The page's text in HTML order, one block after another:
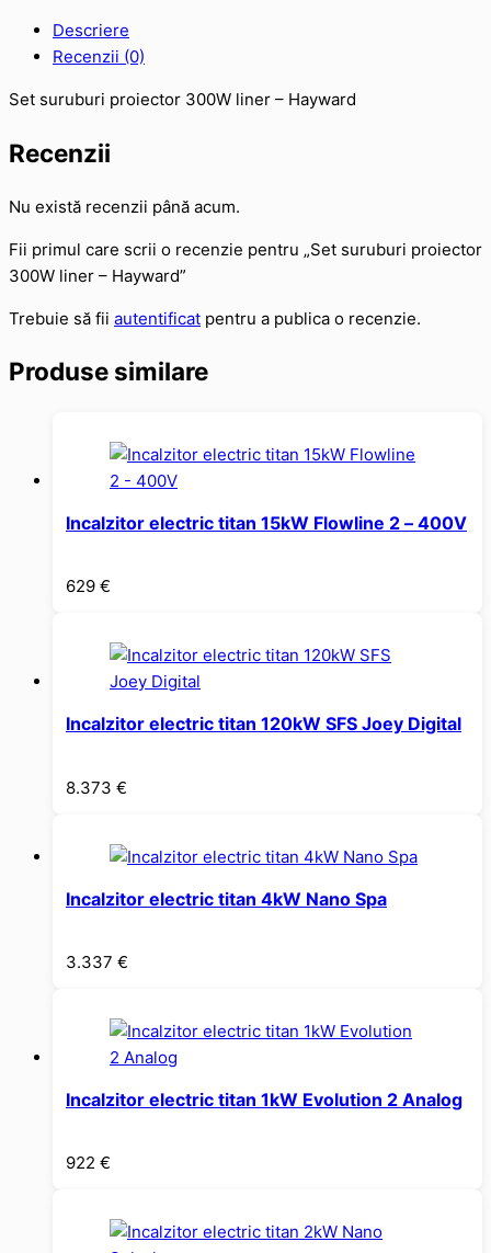
Descriere
Recenzii (0)
Set suruburi proiector 300W liner – Hayward
Recenzii
Nu există recenzii până acum.
Fii primul care scrii o recenzie pentru „Set suruburi proiector
300W liner – Hayward”
Trebuie să fii autentificat pentru a publica o recenzie.
Produse similare
Incalzitor electric titan 15kW Flowline 2 – 400V
629 €
Incalzitor electric titan 120kW SFS Joey Digital
8.373 €
Incalzitor electric titan 4kW Nano Spa
3.337 €
Incalzitor electric titan 1kW Evolution 2 Analog
922 €